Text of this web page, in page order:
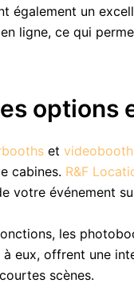
également un
ligne, ce qui
options
et
cabines. R&F
votre événement
les
eux, offrent une
scènes.